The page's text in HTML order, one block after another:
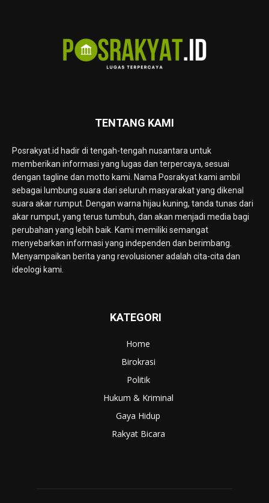
TENTANG KAMI
Posrakyat.id hadir di tengah-tengah nusantara untuk
memberikan informasi yang lugas dan terpercaya, sesuai
dengan tagline dan motto kami. Nama Posrakyat kami ambil
sebagai lumbung suara dari seluruh masyarakat yang dikenal
suara akar rumput. Dengan warna hijau kuning, tanda tunas dari
akar rumput, yang terus tumbuh, dan akan menjadi media bagi
perubahan yang lebih baik. Kami memiliki semangat
menyebarkan informasi yang independen dan berimbang.
Menyampaikan berita yang revolusioner adalah cita-cita dan
ideologi kami.
KATEGORI
Home
Birokrasi
Politik
Hukum & Kriminal
Gaya Hidup
Rakyat Bicara